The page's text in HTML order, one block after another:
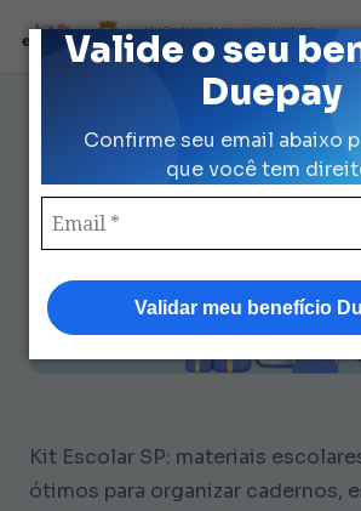
Valide o seu
Duepay
Confirme seu email abaixo
que você tem
Validar meu benefício
Loja Credenciada para auxilio Uniforme
e Kit Escolar da Prefeitura de São Paulo
Materiais Escolares
Passos Fáceis para
Kit Escolar SP: materiais
ótimos para organizar cadernos,